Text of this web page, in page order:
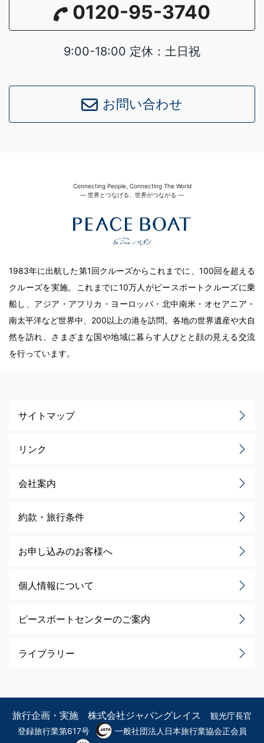
0120-95-3740
9:00-18:00 定休：土日祝
お問い合わせ
Connecting People, Connecting The World
― 世界とつなげる、世界がつながる ―
1983年に出航した第1回クルーズからこれまでに、100回を超える
クルーズを実施。これまでに10万人がピースボートクルーズに乗
船し、アジア・アフリカ・ヨーロッパ・北中南米・オセアニア・
南太平洋など世界中、200以上の港を訪問。各地の世界遺産や大自
然を訪れ、さまざまな国や地域に暮らす人びとと顔の見える交流
を行っています。
サイトマップ
リンク
会社案内
約款・旅行条件
お申し込みのお客様へ
個人情報について
ピースボートセンターのご案内
ライブラリー
旅行企画・実施 株式会社ジャパングレイス 観光庁長官
登録旅行業第617号
一般社団法人日本旅行業協会正会員